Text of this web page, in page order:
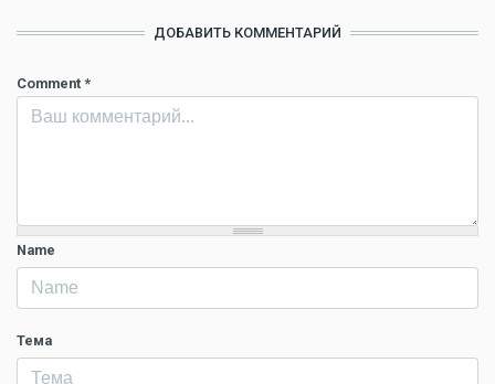
ДОБАВИТЬ КОММЕНТАРИЙ
Comment *
Name
Тема